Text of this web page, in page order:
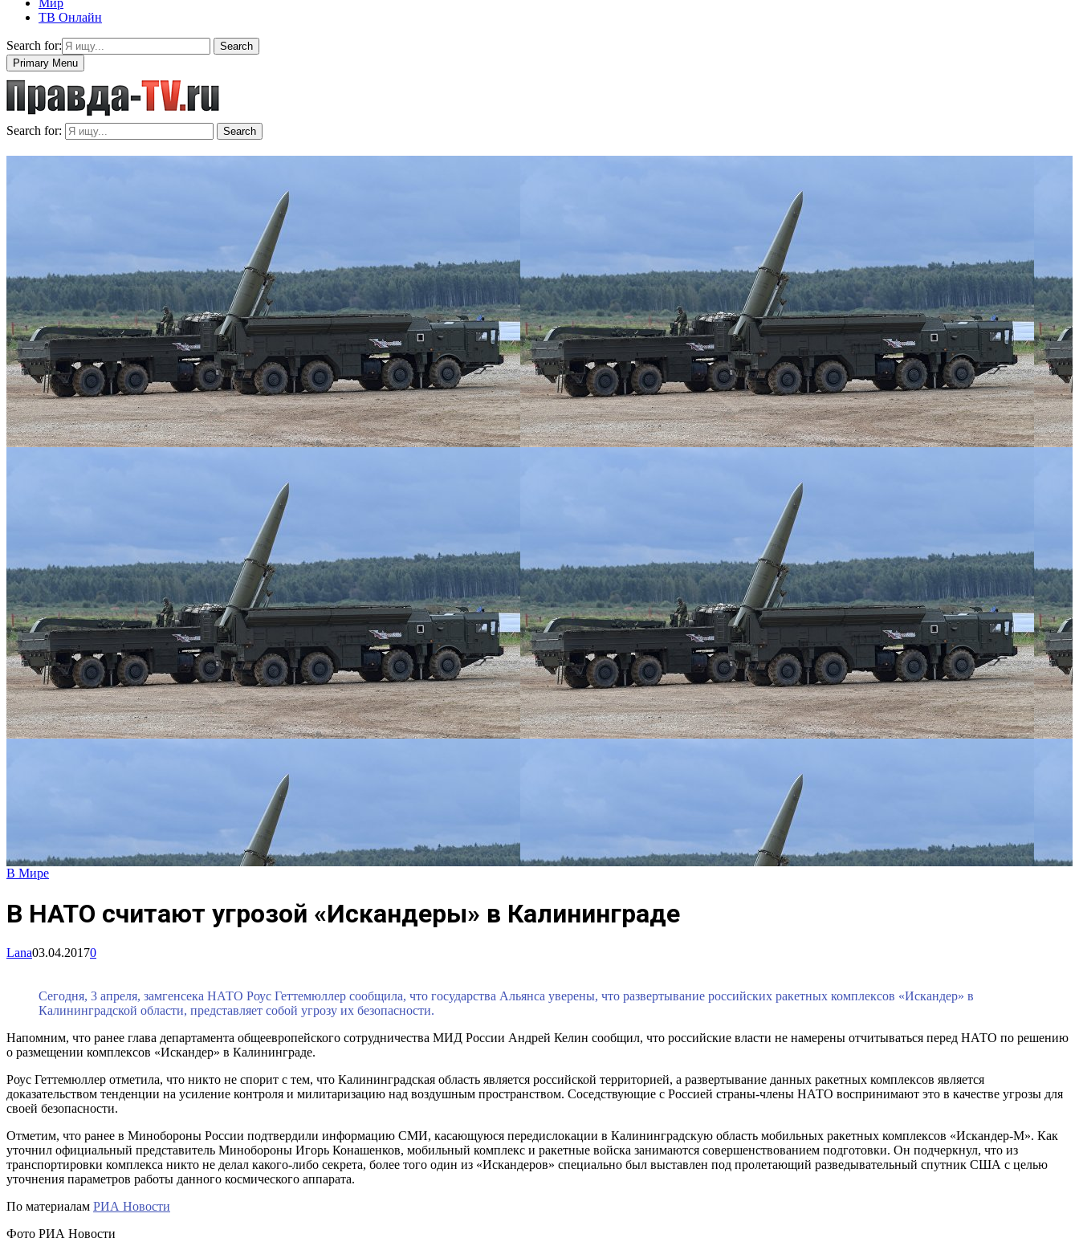
Мир
ТВ Онлайн
Search for:
Search
Primary Menu
Search for: Search
В Мире
В НАТО считают угрозой «Искандеры» в Калининграде
Lana03.04.20170
Сегодня, 3 апреля, замгенсека НАТО Роус Геттемюллер сообщила, что государства Альянса уверены, что развертывание российских ракетных комплексов «Искандер» в
Калининградской области, представляет собой угрозу их безопасности.
Напомним, что ранее глава департамента общеевропейского сотрудничества МИД России Андрей Келин сообщил, что российские власти не намерены отчитываться перед НАТО по решению
о размещении комплексов «Искандер» в Калининграде.
Роус Геттемюллер отметила, что никто не спорит с тем, что Калининградская область является российской территорией, а развертывание данных ракетных комплексов является
доказательством тенденции на усиление контроля и милитаризацию над воздушным пространством. Соседствующие с Россией страны-члены НАТО воспринимают это в качестве угрозы для
своей безопасности.
Отметим, что ранее в Минобороны России подтвердили информацию СМИ, касающуюся передислокации в Калининградскую область мобильных ракетных комплексов «Искандер-М». Как
уточнил официальный представитель Минобороны Игорь Конашенков, мобильный комплекс и ракетные войска занимаются совершенствованием подготовки. Он подчеркнул, что из
транспортировки комплекса никто не делал какого-либо секрета, более того один из «Искандеров» специально был выставлен под пролетающий разведывательный спутник США с целью
уточнения параметров работы данного космического аппарата.
По материалам РИА Новости
Фото РИА Новости